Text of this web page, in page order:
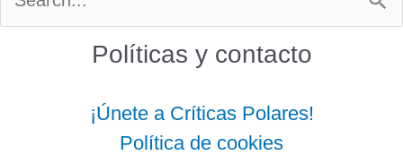
Políticas y contacto
¡Únete a Críticas Polares!
Política de cookies